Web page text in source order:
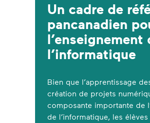
Un cadre de
pancanadien
l’enseignement
l’informatique
Bien que l’apprentissage
création de projets
composante importante de
de l’informatique, les